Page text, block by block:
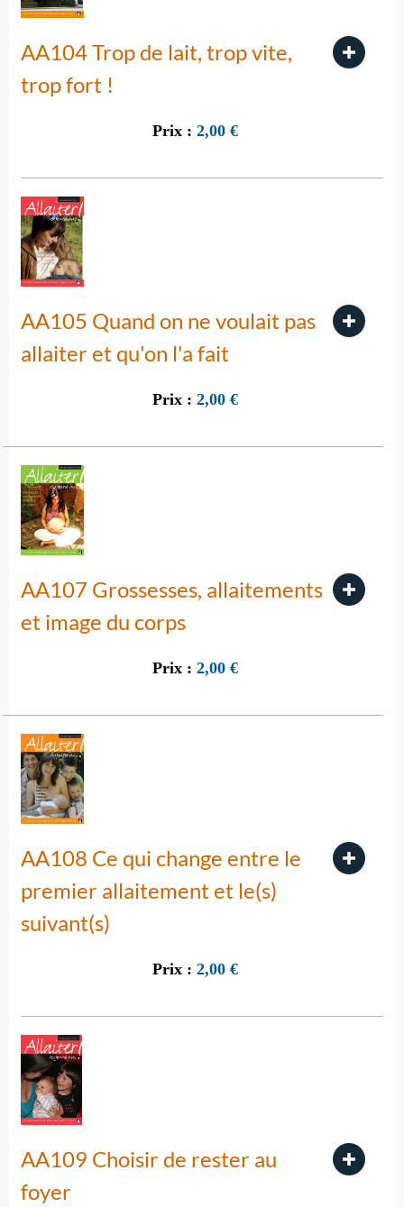
AA104 Trop de lait, trop vite,
trop fort !
Prix : 2,00 €
AA105 Quand on ne voulait pas
allaiter et qu'on l'a fait
Prix : 2,00 €
AA107 Grossesses, allaitements
et image du corps
Prix : 2,00 €
AA108 Ce qui change entre le
premier allaitement et le(s)
suivant(s)
Prix : 2,00 €
AA109 Choisir de rester au
foyer